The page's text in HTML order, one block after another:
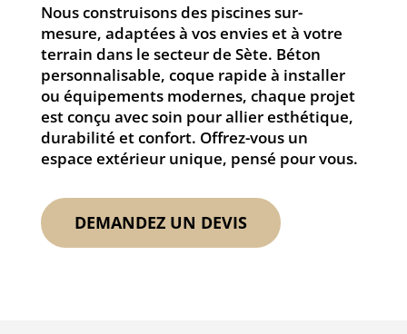
Nous construisons des piscines sur-
mesure, adaptées à vos envies et à votre
terrain dans le secteur de Sète. Béton
personnalisable, coque rapide à installer
ou équipements modernes, chaque projet
est conçu avec soin pour allier esthétique,
durabilité et confort. Offrez-vous un
espace extérieur unique, pensé pour vous.
DEMANDEZ UN DEVIS